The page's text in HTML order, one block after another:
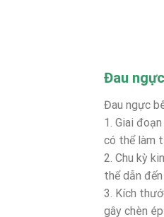
Đau
Đau ngực
1. Giai
có thể làm
2. Chu kỳ
thể dẫn
3. Kích
gây chèn